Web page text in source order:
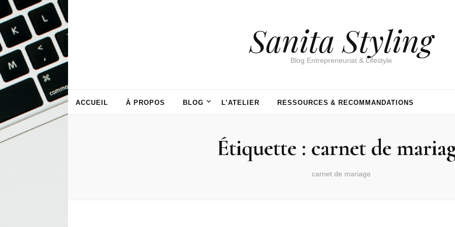
Sanita Styling
Blog Entrepreneuriat & Lifestyle
ACCUEIL À PROPOS BLOG L’ATELIER RESSOURCES & RECOMMANDATIONS
Étiquette : carnet de
carnet de mariage